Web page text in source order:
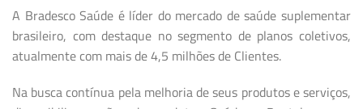
A Bradesco Saúde é líder do mercado de saúde suplementar
brasileiro, com destaque no segmento de planos coletivos,
atualmente com mais de 4,5 milhões de Clientes.
Na busca contínua pela melhoria de seus produtos e serviços,